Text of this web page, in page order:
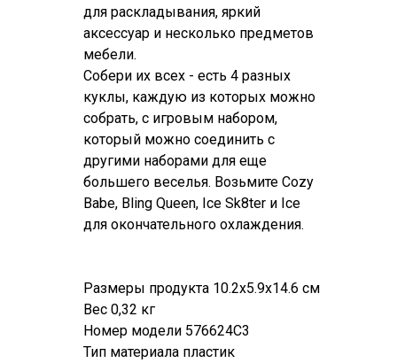
для раскладывания, яркий
аксессуар и несколько предметов
мебели.
Собери их всех - есть 4 разных
куклы, каждую из которых можно
собрать, с игровым набором,
который можно соединить с
другими наборами для еще
большего веселья. Возьмите Cozy
Babe, Bling Queen, Ice Sk8ter и Ice
для окончательного охлаждения.
Размеры продукта 10.2x5.9x14.6 см
Вес 0,32 кг
Номер модели 576624C3
Тип материала пластик